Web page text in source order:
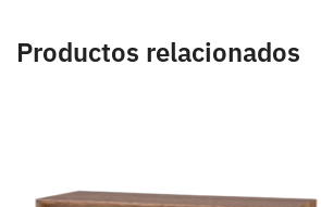
Productos relacionados